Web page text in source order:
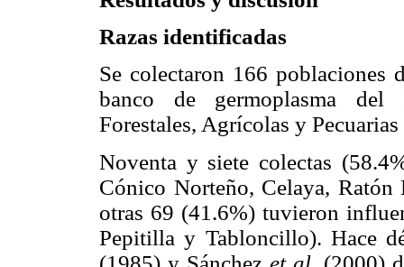
Razas identificadas
Se colectaron 166 poblaciones
banco de germoplasma del
Forestales, Agrícolas y
Noventa y siete colectas
Cónico Norteño, Celaya,
otras 69 (41.6%) tuvieron
Pepitilla y Tabloncillo). Hace